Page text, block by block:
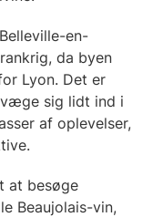
en-
da byen
Lyon. Det er
sig lidt ind i
af oplevelser,
at besøge
Beaujolais-vin,